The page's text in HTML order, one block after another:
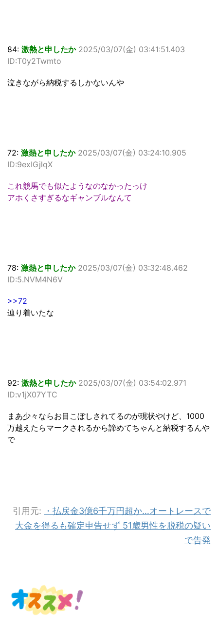
84: 激熱と申したか 2025/03/07(金) 03:41:51.403
ID:T0y2Twmto
泣きながら納税するしかないんや
72: 激熱と申したか 2025/03/07(金) 03:24:10.905
ID:9exIGjlqX
これ競馬でも似たようなのなかったっけ
アホくさすぎるなギャンブルなんて
78: 激熱と申したか 2025/03/07(金) 03:32:48.462
ID:5.NVM4N6V
>>72
辿り着いたな
92: 激熱と申したか 2025/03/07(金) 03:54:02.971
ID:v1jX07YTC
まあ少々ならお目こぼしされてるのが現状やけど、1000
万越えたらマークされるから諦めてちゃんと納税するんや
で
引用元:
・払戻金3億6千万円超か…オートレースで
大金を得るも確定申告せず 51歳男性を脱税の疑い
で告発